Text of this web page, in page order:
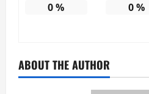
0% 0%
ABOUT THE AUTHOR